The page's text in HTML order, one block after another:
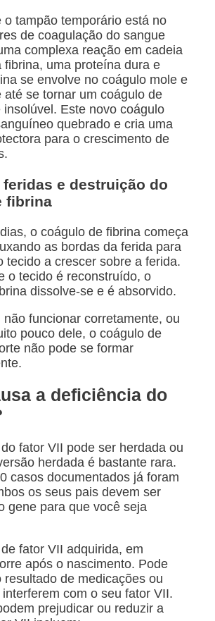
o tampão temporário está no
de coagulação do sangue
complexa reação em cadeia
fibrina, uma proteína dura e
se envolve no coágulo mole e
até se tornar um coágulo de
insolúvel. Este novo coágulo
quebrado e cria uma
para o crescimento de
feridas e destruição do
fibrina
o coágulo de fibrina começa
as bordas da ferida para
tecido a crescer sobre a ferida.
o tecido é reconstruído, o
dissolve-se e é absorvido.
não funcionar corretamente, ou
pouco dele, o coágulo de
não pode se formar
a deficiência do
fator VII pode ser herdada ou
herdada é bastante rara.
casos documentados já foram
os seus pais devem ser
gene para que você seja
fator VII adquirida, em
após o nascimento. Pode
resultado de medicações ou
com o seu fator VII.
prejudicar ou reduzir a